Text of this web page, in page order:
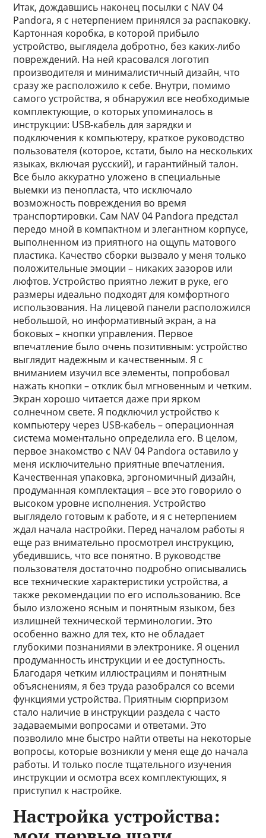
Итак, дождавшись наконец посылки с NAV 04
Pandora, я с нетерпением принялся за распаковку.
Картонная коробка, в которой прибыло
устройство, выглядела добротно, без каких-либо
повреждений. На ней красовался логотип
производителя и минималистичный дизайн, что
сразу же расположило к себе. Внутри, помимо
самого устройства, я обнаружил все необходимые
комплектующие, о которых упоминалось в
инструкции: USB-кабель для зарядки и
подключения к компьютеру, краткое руководство
пользователя (которое, кстати, было на нескольких
языках, включая русский), и гарантийный талон.
Все было аккуратно уложено в специальные
выемки из пенопласта, что исключало
возможность повреждения во время
транспортировки. Сам NAV 04 Pandora предстал
передо мной в компактном и элегантном корпусе,
выполненном из приятного на ощупь матового
пластика. Качество сборки вызвало у меня только
положительные эмоции – никаких зазоров или
люфтов. Устройство приятно лежит в руке, его
размеры идеально подходят для комфортного
использования. На лицевой панели расположился
небольшой, но информативный экран, а на
боковых – кнопки управления. Первое
впечатление было очень позитивным: устройство
выглядит надежным и качественным. Я с
вниманием изучил все элементы, попробовал
нажать кнопки – отклик был мгновенным и четким.
Экран хорошо читается даже при ярком
солнечном свете. Я подключил устройство к
компьютеру через USB-кабель – операционная
система моментально определила его. В целом,
первое знакомство с NAV 04 Pandora оставило у
меня исключительно приятные впечатления.
Качественная упаковка, эргономичный дизайн,
продуманная комплектация – все это говорило о
высоком уровне исполнения. Устройство
выглядело готовым к работе, и я с нетерпением
ждал начала настройки. Перед началом работы я
еще раз внимательно просмотрел инструкцию,
убедившись, что все понятно. В руководстве
пользователя достаточно подробно описывались
все технические характеристики устройства, а
также рекомендации по его использованию. Все
было изложено ясным и понятным языком, без
излишней технической терминологии. Это
особенно важно для тех, кто не обладает
глубокими познаниями в электронике. Я оценил
продуманность инструкции и ее доступность.
Благодаря четким иллюстрациям и понятным
объяснениям, я без труда разобрался со всеми
функциями устройства. Приятным сюрпризом
стало наличие в инструкции раздела с часто
задаваемыми вопросами и ответами. Это
позволило мне быстро найти ответы на некоторые
вопросы, которые возникли у меня еще до начала
работы. И только после тщательного изучения
инструкции и осмотра всех комплектующих, я
приступил к настройке.
Настройка устройства: